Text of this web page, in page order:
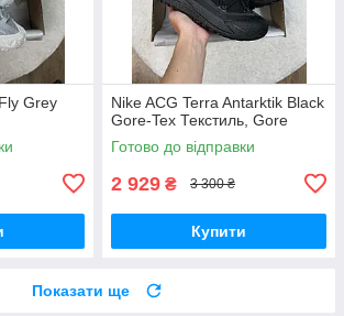
Grey
Nike ACG Terra Antarktik Black
Gore-Tex Текстиль, Gore
Готово до відправки
2 929 ₴ 3 300 ₴
Купити
Показати ще